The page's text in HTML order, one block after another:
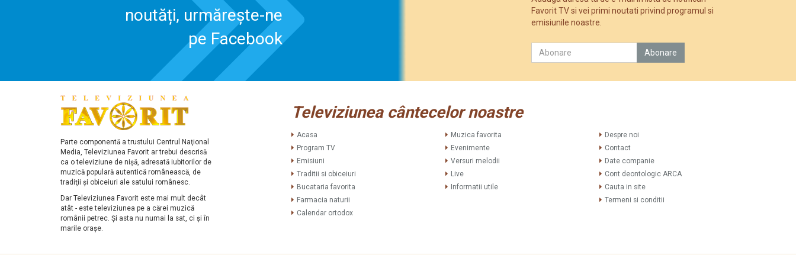
noutăți, urmărește-ne
pe Facebook
Favorit TV si vei primi noutati privind programul si
emisiunile noastre.
Parte componentă a trustului Centrul Naţional
Media, Televiziunea Favorit ar trebui descrisă
ca o televiziune de nişă, adresată iubitorilor de
muzică populară autentică românească, de
tradiţii şi obiceiuri ale satului românesc.
Dar Televiziunea Favorit este mai mult decât
atât - este televiziunea pe a cărei muzică
românii petrec. Şi asta nu numai la sat, ci şi în
marile oraşe.
Televiziunea cântecelor noastre
Acasa
Program TV
Emisiuni
Traditii si obiceiuri
Bucataria favorita
Farmacia naturii
Calendar ortodox
Muzica favorita
Evenimente
Versuri melodii
Live
Informatii utile
Despre noi
Contact
Date companie
Cont deontologic ARCA
Cauta in site
Termeni si conditii